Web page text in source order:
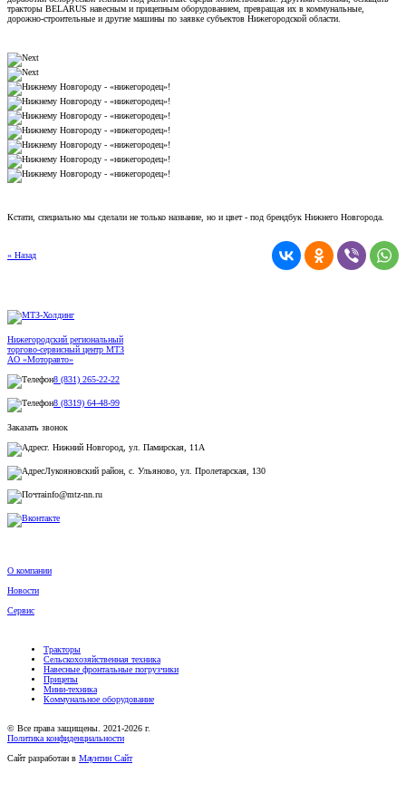
тракторы BELARUS навесным и прицепным оборудованием, превращая их в коммунальные,
дорожно-строительные и другие машины по заявке субъектов Нижегородской области.
Кстати, специально мы сделали не только название, но и цвет - под брендбук Нижнего Новгорода.
« Назад
Нижегородский региональный
торгово-сервисный центр МТЗ
АО «Моторавто»
8 (831) 265-22-22
8 (8319) 64-48-99
Заказать звонок
г. Нижний Новгород, ул. Памирская, 11А
Лукояновский район, с. Ульяново, ул. Пролетарская, 130
info@mtz-nn.ru
О компании
Новости
Сервис
Тракторы
Сельскохозяйственная техника
Навесные фронтальные погрузчики
Прицепы
Мини-техника
Коммунальное оборудование
© Все права защищены. 2021-2026 г.
Политика конфиденциальности
Сайт разработан в Маунтин Сайт